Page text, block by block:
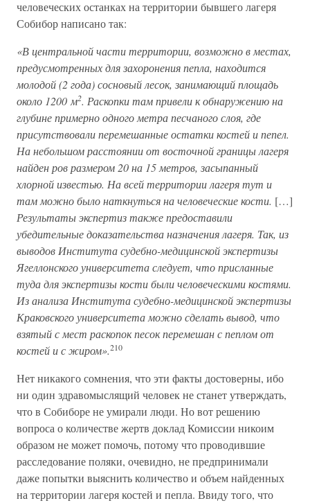
человеческих останках на территории бывшего лагеря
Собибор написано так:
«В центральной части территории, возможно в местах,
предусмотренных для захоронения пепла, находится
молодой (2 года) сосновый лесок, занимающий площадь
около 1200 м2. Раскопки там привели к обнаружению на
глубине примерно одного метра песчаного слоя, где
присутствовали перемешанные остатки костей и пепел.
На небольшом расстоянии от восточной границы лагеря
найден ров размером 20 на 15 метров, засыпанный
хлорной известью. На всей территории лагеря тут и
там можно было наткнуться на человеческие кости. […]
Результаты экспертиз также предоставили
убедительные доказательства назначения лагеря. Так, из
выводов Института судебно-медицинской экспертизы
Ягеллонского университета следует, что присланные
туда для экспертизы кости были человеческими костями.
Из анализа Института судебно-медицинской экспертизы
Краковского университета можно сделать вывод, что
взятый с мест раскопок песок перемешан с пеплом от
костей и с жиром».210
Нет никакого сомнения, что эти факты достоверны, ибо
ни один здравомыслящий человек не станет утверждать,
что в Собиборе не умирали люди. Но вот решению
вопроса о количестве жертв доклад Комиссии никоим
образом не может помочь, потому что проводившие
расследование поляки, очевидно, не предпринимали
даже попытки выяснить количество и объем найденных
на территории лагеря костей и пепла. Ввиду того, что